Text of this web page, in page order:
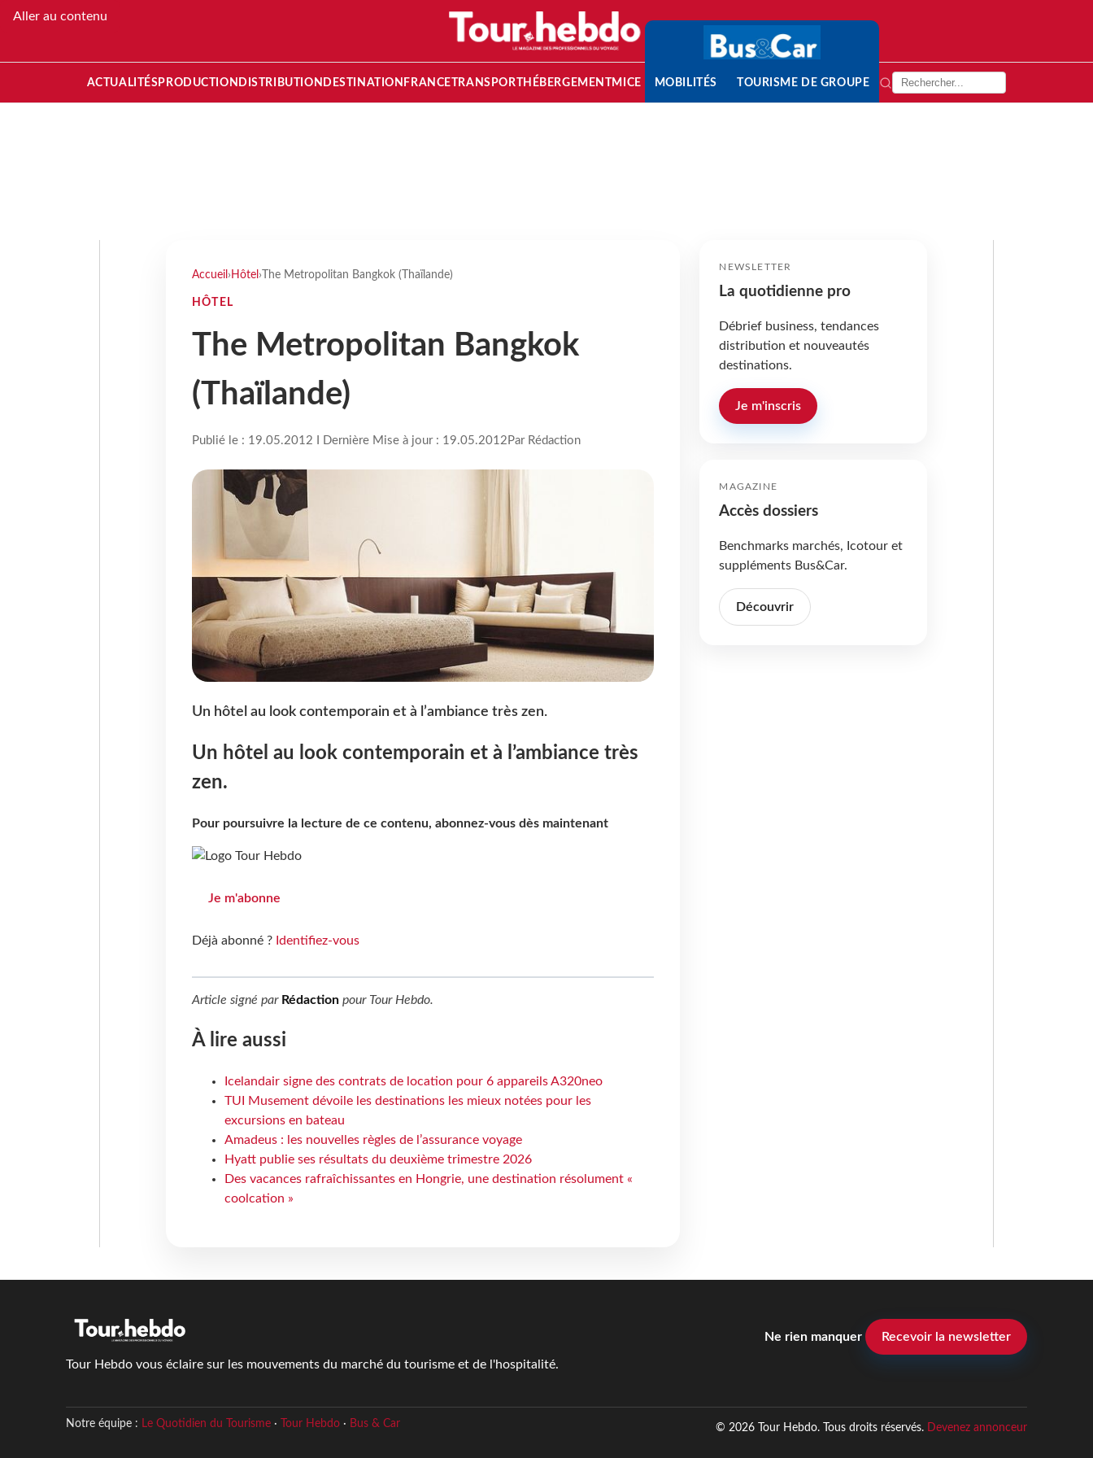
Aller au contenu
ACTUALITÉS PRODUCTION DISTRIBUTION DESTINATION FRANCETRANSPORT HÉBERGEMENTMICE MOBILITÉS TOURISME DE GROUPE
Accueil › Hôtel › The Metropolitan Bangkok (Thaïlande)
HÔTEL
The Metropolitan Bangkok
(Thaïlande)
Publié le : 19.05.2012 I Dernière Mise à jour : 19.05.2012 Par Rédaction
Un hôtel au look contemporain et à l’ambiance très zen.
Un hôtel au look contemporain et à l’ambiance très
zen.
Pour poursuivre la lecture de ce contenu, abonnez-vous dès maintenant
Je m'abonne
Déjà abonné ? Identifiez-vous
Article signé par Rédactionpour Tour Hebdo.
À lire aussi
Icelandair signe des contrats de location pour 6 appareils A320neo
TUI Musement dévoile les destinations les mieux notées pour les
excursions en bateau
Amadeus : les nouvelles règles de l’assurance voyage
Hyatt publie ses résultats du deuxième trimestre 2026
Des vacances rafraîchissantes en Hongrie, une destination résolument «
coolcation »
NEWSLETTER
La quotidienne pro
Débrief business, tendances
distribution et nouveautés
destinations.
Je m'inscris
MAGAZINE
Accès dossiers
Benchmarks marchés, Icotour et
suppléments Bus&Car.
Découvrir
Tour Hebdo vous éclaire sur les mouvements du marché du tourisme et de l'hospitalité.
Ne rien manquer Recevoir la newsletter
Notre équipe : Le Quotidien du Tourisme· Tour Hebdo· Bus & Car © 2026 Tour Hebdo. Tous droits réservés. Devenez annonceur